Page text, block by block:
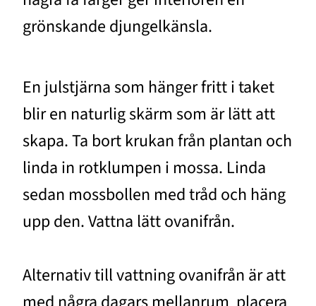
grönskande djungelkänsla.
En julstjärna som hänger fritt i taket
blir en naturlig skärm som är lätt att
skapa. Ta bort krukan från plantan och
linda in rotklumpen i mossa. Linda
sedan mossbollen med tråd och häng
upp den. Vattna lätt ovanifrån.
Alternativ till vattning ovanifrån är att